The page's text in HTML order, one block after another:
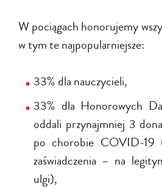
W pociągach honorujemy
w tym te najpopularniejsze:
33% dla nauczycieli,
33% dla Honorowych
oddali przynajmniej 3
po chorobie COVID-19
zaświadczenia – na
ulgi),